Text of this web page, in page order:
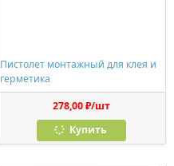
Пистолет монтажный для клея и
герметика
278,00 ₽/шт
Купить